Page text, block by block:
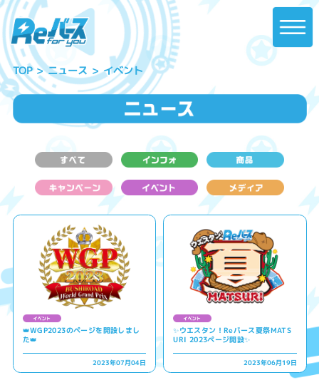
TOP ニュース イベント
👑WGP2023のページを開設しまし
た👑
2023年07月04日
✨ウエスタン！Reバース夏祭MATS
URI 2023ページ開設✨
2023年06月19日